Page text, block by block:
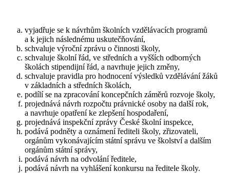
vyjadřuje se k návrhům školních vzdělávacích programů
a k jejich následnému uskutečňování,
schvaluje výroční zprávu o činnosti školy,
schvaluje školní řád, ve středních a vyšších odborných
školách stipendijní řád, a navrhuje jejich změny,
schvaluje pravidla pro hodnocení výsledků vzdělávání žáků
v základních a středních školách,
podílí se na zpracování koncepčních záměrů rozvoje školy,
projednává návrh rozpočtu právnické osoby na další rok,
a navrhuje opatření ke zlepšení hospodaření,
projednává inspekční zprávy České školní inspekce,
podává podněty a oznámení řediteli školy, zřizovateli,
orgánům vykonávajícím státní správu ve školství a dalším
orgánům státní správy,
podává návrh na odvolání ředitele,
podává návrh na vyhlášení konkursu na ředitele školy.